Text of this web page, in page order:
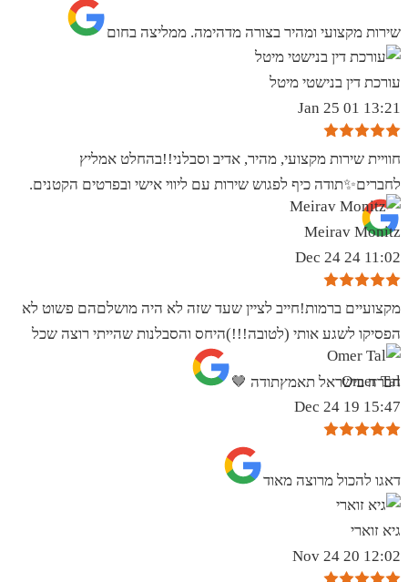
שירות מקצועי ומהיר בצורה מדהימה. ממליצה בחום
עורכת דין בנישטי מיטל
13:21 01 Jan 25
חוויית שירות מקצועי, מהיר, אדיב וסבלני!!בהחלט אמליץ
לחברים✨️תודה כיף לפגוש שירות עם ליווי אישי ובפרטים הקטנים.
Meirav Monitz
11:02 24 Dec 24
מקצועיים ברמות!חייב לציין שעד שזה לא היה מושלםהם פשוט לא
הפסיקו לשגע אותי (לטובה!!!)היחס והסבלנות שהייתי רוצה שכל
חברה בישראל תאמץתודה 🤎
Omer Tal
15:47 19 Dec 24
‏דאגו להכול מרוצה מאוד
גיא זוארי
12:02 20 Nov 24